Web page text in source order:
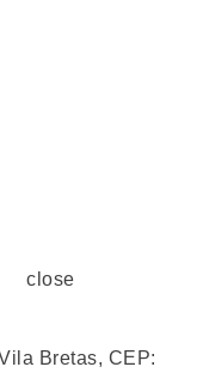
close
Bretas, CEP: